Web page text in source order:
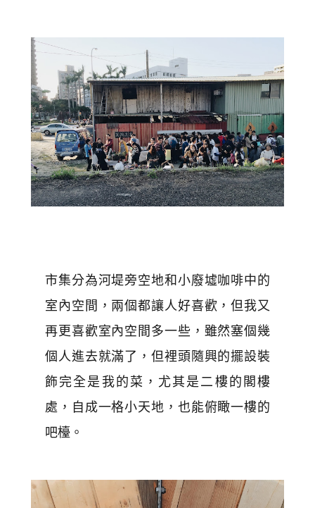
市集分為河堤旁空地和小廢墟咖啡中的
室內空間，兩個都讓人好喜歡，但我又
再更喜歡室內空間多一些，雖然塞個幾
個人進去就滿了，但裡頭隨興的擺設裝
飾完全是我的菜，尤其是二樓的閣樓
處，自成一格小天地，也能俯瞰一樓的
吧檯。